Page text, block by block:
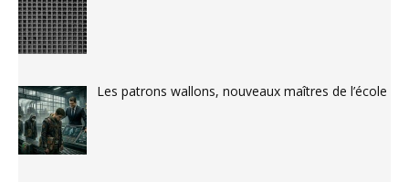
Les patrons wallons, nouveaux maîtres de l’école